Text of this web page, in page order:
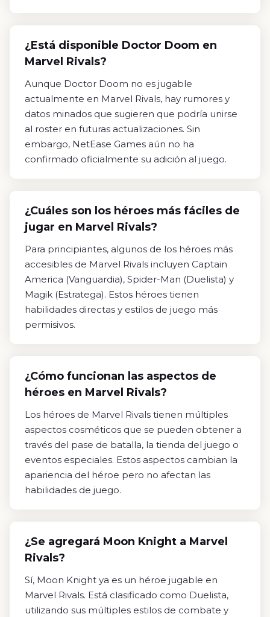
¿Está disponible Doctor Doom en
Marvel Rivals?
Aunque Doctor Doom no es jugable
actualmente en Marvel Rivals, hay rumores y
datos minados que sugieren que podría unirse
al roster en futuras actualizaciones. Sin
embargo, NetEase Games aún no ha
confirmado oficialmente su adición al juego.
¿Cuáles son los héroes más fáciles de
jugar en Marvel Rivals?
Para principiantes, algunos de los héroes más
accesibles de Marvel Rivals incluyen Captain
America (Vanguardia), Spider-Man (Duelista) y
Magik (Estratega). Estos héroes tienen
habilidades directas y estilos de juego más
permisivos.
¿Cómo funcionan las aspectos de
héroes en Marvel Rivals?
Los héroes de Marvel Rivals tienen múltiples
aspectos cosméticos que se pueden obtener a
través del pase de batalla, la tienda del juego o
eventos especiales. Estos aspectos cambian la
apariencia del héroe pero no afectan las
habilidades de juego.
¿Se agregará Moon Knight a Marvel
Rivals?
Sí, Moon Knight ya es un héroe jugable en
Marvel Rivals. Está clasificado como Duelista,
utilizando sus múltiples estilos de combate y